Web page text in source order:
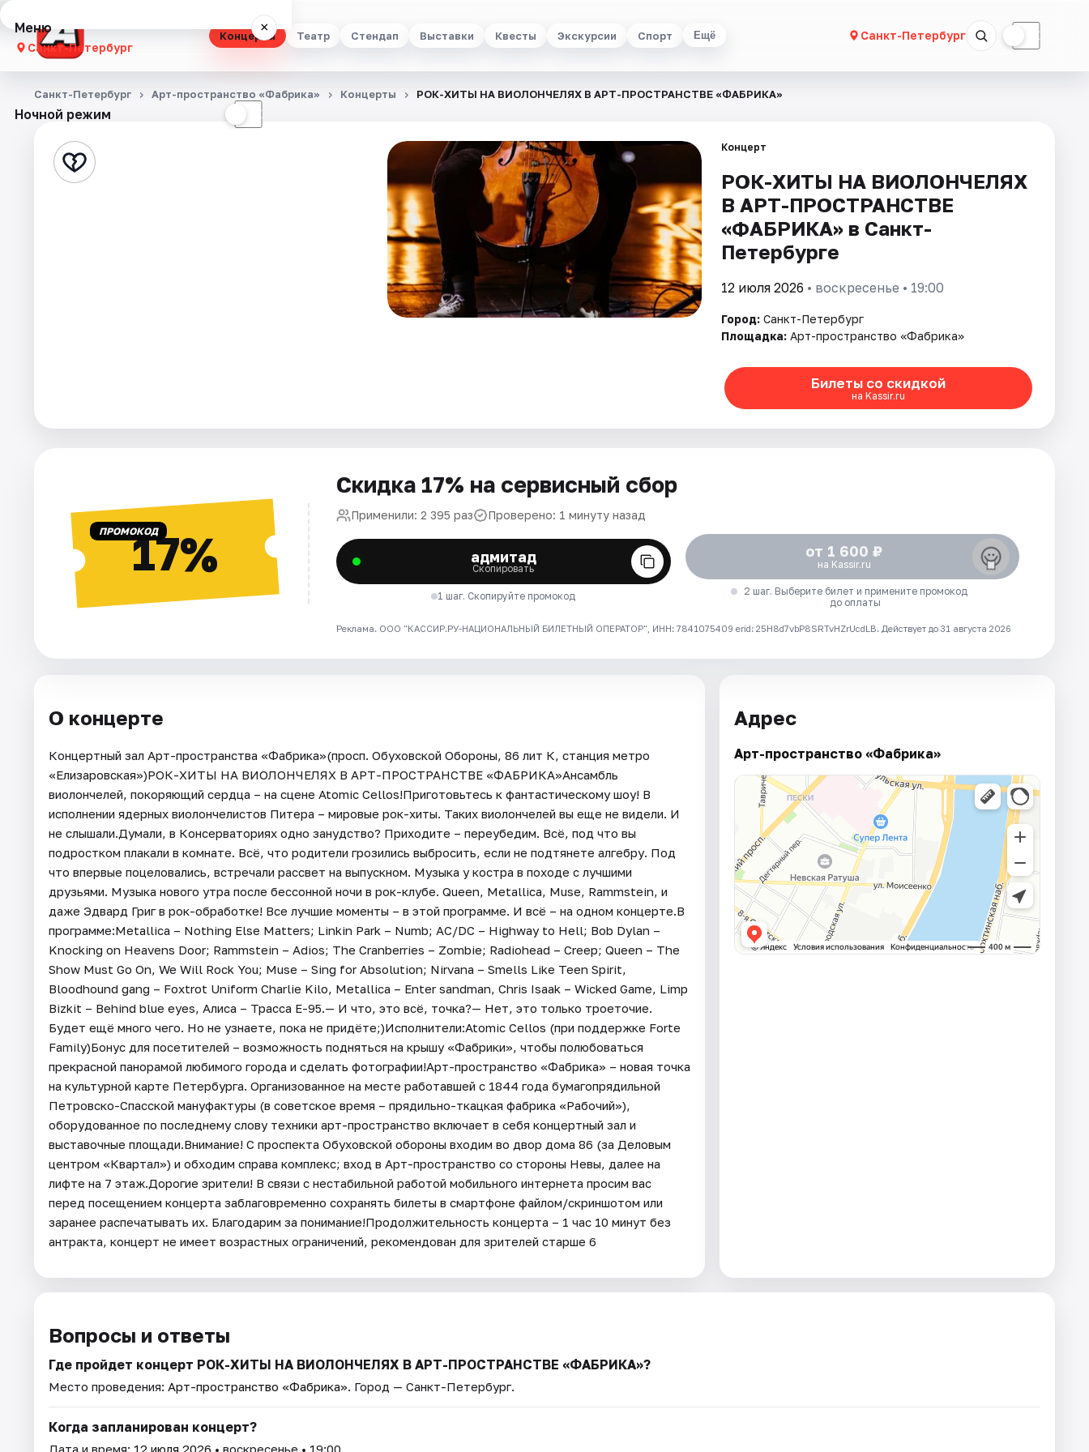
Концерты Театр Стендап Выставки Квесты Экскурсии Спорт Ещё Санкт-Петербург ☾
Меню ×
Санкт-Петербург
Концерты
Стендап
Рейтинги
Ночной режим ☾
Санкт-Петербург Арт-пространство «Фабрика» Концерты РОК-ХИТЫ НА ВИОЛОНЧЕЛЯХ В АРТ-ПРОСТРАНСТВЕ «ФАБРИКА»
Концерт
РОК-ХИТЫ НА ВИОЛОНЧЕЛЯХ
В АРТ-ПРОСТРАНСТВЕ
«ФАБРИКА» в Санкт-
Петербурге
12 июля 2026 • воскресенье • 19:00
Город: Санкт-Петербург
Площадка: Арт-пространство «Фабрика»
Билеты со скидкой
на Kassir.ru
ПРОМОКОД17%
Скидка 17% на сервисный сбор
Применили: 2 395 раз Проверено: 1 минуту назад
адмитад
Скопировать
1 шаг. Скопируйте промокод
от 1 600 ₽
на Kassir.ru
2 шаг. Выберите билет и примените промокод
до оплаты
Реклама. ООО "КАССИР.РУ-НАЦИОНАЛЬНЫЙ БИЛЕТНЫЙ ОПЕРАТОР", ИНН: 7841075409 erid: 25H8d7vbP8SRTvHZrUcdLB. Действует до 31 августа 2026
О концерте
Концертный зал Арт-пространства «Фабрика»(просп. Обуховской Обороны, 86 лит К, станция метро
«Елизаровская»)РОК-ХИТЫ НА ВИОЛОНЧЕЛЯХ В АРТ-ПРОСТРАНСТВЕ «ФАБРИКА»Ансамбль
виолончелей, покоряющий сердца – на сцене Atomic Cellos!Приготовьтесь к фантастическому шоу! В
исполнении ядерных виолончелистов Питера – мировые рок-хиты. Таких виолончелей вы еще не видели. И
не слышали.Думали, в Консерваториях одно занудство? Приходите – переубедим. Всё, под что вы
подростком плакали в комнате. Всё, что родители грозились выбросить, если не подтянете алгебру. Под
что впервые поцеловались, встречали рассвет на выпускном. Музыка у костра в походе с лучшими
друзьями. Музыка нового утра после бессонной ночи в рок-клубе. Queen, Metallica, Muse, Rammstein, и
даже Эдвард Григ в рок-обработке! Все лучшие моменты – в этой программе. И всё – на одном концерте.В
программе:Metallica – Nothing Else Matters; Linkin Park – Numb; AC/DC – Highway to Hell; Bob Dylan –
Knocking on Heavens Door; Rammstein – Adios; The Cranberries – Zombie; Radiohead – Creep; Queen – The
Show Must Go On, We Will Rock You; Muse – Sing for Absolution; Nirvana – Smells Like Teen Spirit,
Bloodhound gang – Foxtrot Uniform Charlie Kilo, Metallica – Enter sandman, Chris Isaak – Wicked Game, Limp
Bizkit – Behind blue eyes, Алиса – Трасса E-95.— И что, это всё, точка?— Нет, это только троеточие.
Будет ещё много чего. Но не узнаете, пока не придёте;)Исполнители:Atomic Cellos (при поддержке Forte
Family)Бонус для посетителей – возможность подняться на крышу «Фабрики», чтобы полюбоваться
прекрасной панорамой любимого города и сделать фотографии!Арт-пространство «Фабрика» – новая точка
на культурной карте Петербурга. Организованное на месте работавшей с 1844 года бумагопрядильной
Петровско-Спасской мануфактуры (в советское время – прядильно-ткацкая фабрика «Рабочий»),
оборудованное по последнему слову техники арт-пространство включает в себя концертный зал и
выставочные площади.Внимание! С проспекта Обуховской обороны входим во двор дома 86 (за Деловым
центром «Квартал») и обходим справа комплекс; вход в Арт-пространство со стороны Невы, далее на
лифте на 7 этаж.Дорогие зрители! В связи с нестабильной работой мобильного интернета просим вас
перед посещением концерта заблаговременно сохранять билеты в смартфоне файлом/скриншотом или
заранее распечатывать их. Благодарим за понимание!Продолжительность концерта – 1 час 10 минут без
антракта, концерт не имеет возрастных ограничений, рекомендован для зрителей старше 6
Адрес
Арт-пространство «Фабрика»
Вопросы и ответы
Где пройдет концерт РОК-ХИТЫ НА ВИОЛОНЧЕЛЯХ В АРТ-ПРОСТРАНСТВЕ «ФАБРИКА»?
Место проведения: Арт-пространство «Фабрика». Город — Санкт-Петербург.
Когда запланирован концерт?
Дата и время: 12 июля 2026 • воскресенье • 19:00.